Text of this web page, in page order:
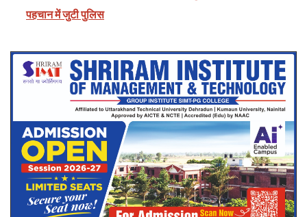
पहचान में जुटी पुलिस